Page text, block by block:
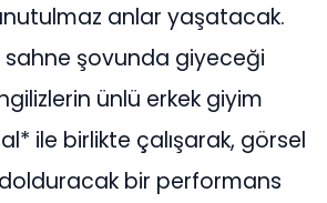
anlar yaşatacak.
sahne şovunda giyeceği
ünlü erkek giyim
ile birlikte çalışarak, görsel
bir performans